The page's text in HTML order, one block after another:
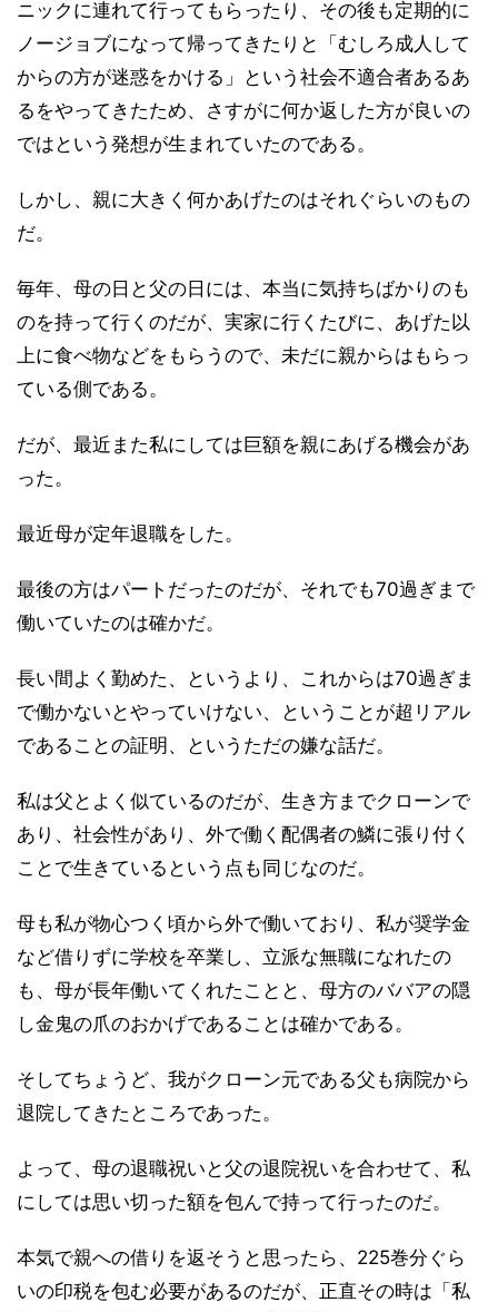
ニックに連れて行ってもらったり、その後も定期的に
ノージョブになって帰ってきたりと「むしろ成人して
からの方が迷惑をかける」という社会不適合者あるあ
るをやってきたため、さすがに何か返した方が良いの
ではという発想が生まれていたのである。
しかし、親に大きく何かあげたのはそれぐらいのもの
だ。
毎年、母の日と父の日には、本当に気持ちばかりのも
のを持って行くのだが、実家に行くたびに、あげた以
上に食べ物などをもらうので、未だに親からはもらっ
ている側である。
だが、最近また私にしては巨額を親にあげる機会があ
った。
最近母が定年退職をした。
最後の方はパートだったのだが、それでも70過ぎまで
働いていたのは確かだ。
長い間よく勤めた、というより、これからは70過ぎま
で働かないとやっていけない、ということが超リアル
であることの証明、というただの嫌な話だ。
私は父とよく似ているのだが、生き方までクローンで
あり、社会性があり、外で働く配偶者の鱗に張り付く
ことで生きているという点も同じなのだ。
母も私が物心つく頃から外で働いており、私が奨学金
など借りずに学校を卒業し、立派な無職になれたの
も、母が長年働いてくれたことと、母方のババアの隠
し金鬼の爪のおかげであることは確かである。
そしてちょうど、我がクローン元である父も病院から
退院してきたところであった。
よって、母の退職祝いと父の退院祝いを合わせて、私
にしては思い切った額を包んで持って行ったのだ。
本気で親への借りを返そうと思ったら、225巻分ぐら
いの印税を包む必要があるのだが、正直その時は「私